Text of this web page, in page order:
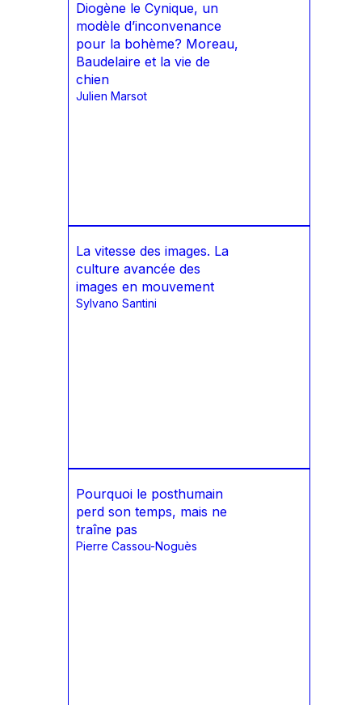
Diogène le Cynique, un
modèle d’inconvenance
pour la bohème? Moreau,
Baudelaire et la vie de
chien
Julien Marsot
La vitesse des images. La
culture avancée des
images en mouvement
Sylvano Santini
Pourquoi le posthumain
perd son temps, mais ne
traîne pas
Pierre Cassou-Noguès